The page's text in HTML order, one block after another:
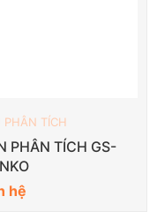
PHÂN TÍCH
PHÂN TÍCH GS-
hệ